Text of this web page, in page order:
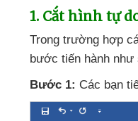
1. Cắt hình tự
Trong trường hợp
bước tiến hành như
Bước 1: Các bạn